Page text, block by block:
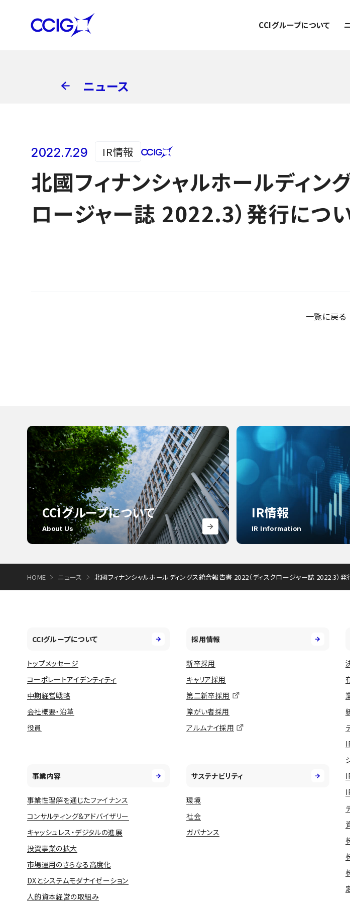
CCIグループについて
ニュース
2022.7.29 IR情報
北國フィナンシャルホールディン
ロージャー誌 2022.3）発行につ
一覧に戻る
CCIグループについて
About Us
IR情報
IR Information
HOME ニュース 北國フィナンシャルホールディングス統合報告書 2022（ディスクロージャー誌 2022.3）
CCIグループについて
トップメッセージ
コーポレートアイデンティティ
中期経営戦略
会社概要・沿革
役員
事業内容
事業性理解を通じたファイナンス
コンサルティング&アドバイザリー
キャッシュレス・デジタルの進展
投資事業の拡大
市場運用のさらなる高度化
DXとシステムモダナイゼーション
人的資本経営の取組み
採用情報
新卒採用
キャリア採用
第二新卒採用
障がい者採用
アルムナイ採用
サステナビリティ
環境
社会
ガバナンス